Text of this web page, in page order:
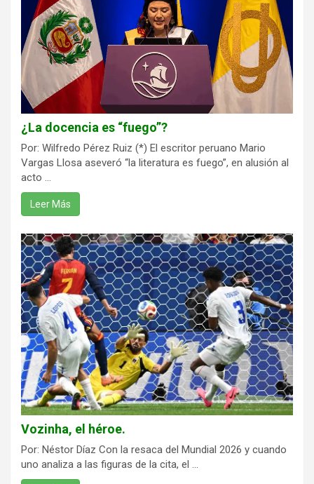
¿La docencia es “fuego”?
Por: Wilfredo Pérez Ruiz (*) El escritor peruano Mario
Vargas Llosa aseveró “la literatura es fuego”, en alusión al
acto ...
Leer Más
Vozinha, el héroe.
Por: Néstor Díaz Con la resaca del Mundial 2026 y cuando
uno analiza a las figuras de la cita, el ...